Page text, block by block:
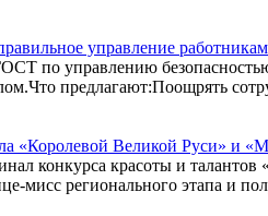
управление
по управлению
предлагают:Поощрять
«Королевой Великой Руси» и
конкурса красоты и
мисс регионального этапа и